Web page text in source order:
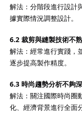
解法：分階段進行設計
據實際情況調整設計。
6.2 裁剪與縫製技術不
解法：經常進行實踐，
逐步提高製作精度。
6.3 時尚趨勢分析不夠
解法：關注國際時尚圈
化、經濟背景進行全面